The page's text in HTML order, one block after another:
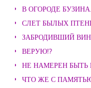
В ОГОРОДЕ
СЛЕТ БЫЛЫХ
ЗАБРОДИВШИЙ
ВЕРУЮ!?
НЕ НАМЕРЕН
ЧТО ЖЕ С